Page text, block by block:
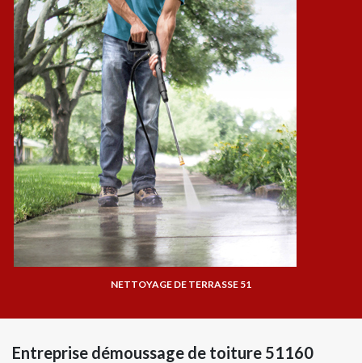
NETTOYAGE DE TERRASSE 51
Entreprise démoussage de toiture 51160